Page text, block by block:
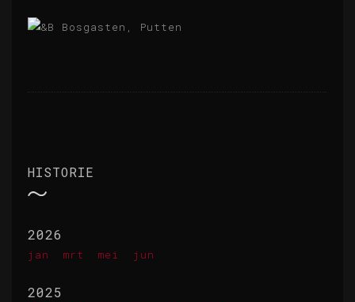
HISTORIE
2026
jan mrt mei jun
2025